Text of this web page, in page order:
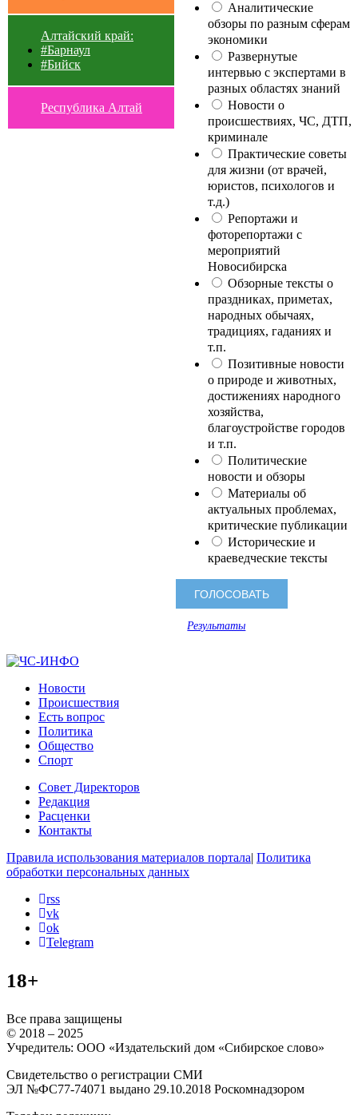
Алтайский край:
#Барнаул
#Бийск
Республика Алтай
Аналитические
обзоры по разным сферам
экономики
Развернутые
интервью с экспертами в
разных областях знаний
Новости о
происшествиях, ЧС, ДТП,
криминале
Практические советы
для жизни (от врачей,
юристов, психологов и
т.д.)
Репортажи и
фоторепортажи с
мероприятий
Новосибирска
Обзорные тексты о
праздниках, приметах,
народных обычаях,
традициях, гаданиях и
т.п.
Позитивные новости
о природе и животных,
достижениях народного
хозяйства,
благоустройстве городов
и т.п.
Политические
новости и обзоры
Материалы об
актуальных проблемах,
критические публикации
Исторические и
краеведческие тексты
Результаты
Новости
Происшествия
Есть вопрос
Политика
Общество
Спорт
Совет Директоров
Редакция
Расценки
Контакты
Правила использования материалов портала| Политика
обработки персональных данных
rss
vk
ok
Telegram
18+
Все права защищены
© 2018 – 2025
Учредитель: ООО «Издательский дом «Сибирское слово»
Свидетельство о регистрации СМИ
ЭЛ №ФС77-74071 выдано 29.10.2018 Роскомнадзором